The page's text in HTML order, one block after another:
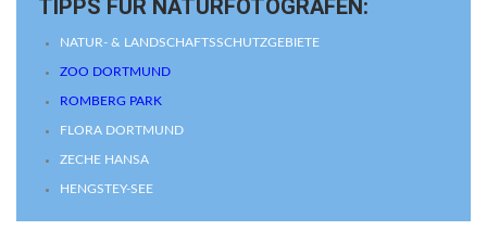
TIPPS FÜR NATURFOTOGRAFEN:
NATUR- & LANDSCHAFTSSCHUTZGEBIETE
ZOO DORTMUND
ROMBERG PARK
FLORA DORTMUND
ZECHE HANSA
HENGSTEY-SEE